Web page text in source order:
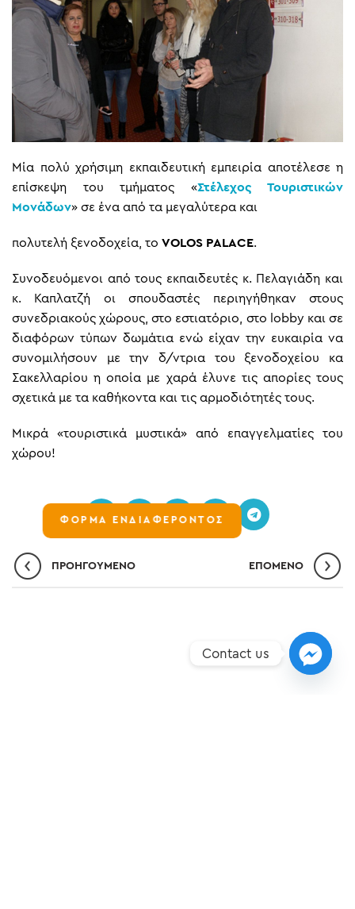
ΦΟΡΜΑ ΕΝΔΙΑΦΕΡΟΝΤΟΣ
Μία πολύ χρήσιμη εκπαιδευτική εμπειρία αποτέλεσε η
επίσκεψη του τμήματος «Στέλεχος Τουριστικών
Μονάδων» σε ένα από τα μεγαλύτερα και
πολυτελή ξενοδοχεία, το VOLOS PALACE.
Συνοδευόμενοι από τους εκπαιδευτές κ. Πελαγιάδη και
κ. Καπλατζή οι σπουδαστές περιηγήθηκαν στους
συνεδριακούς χώρους, στο εστιατόριο, στο lobby και σε
διαφόρων τύπων δωμάτια ενώ είχαν την ευκαιρία να
συνομιλήσουν με την δ/ντρια του ξενοδοχείου κα
Σακελλαρίου η οποία με χαρά έλυνε τις απορίες τους
σχετικά με τα καθήκοντα και τις αρμοδιότητές τους.
Μικρά «τουριστικά μυστικά» από επαγγελματίες του
χώρου!
ΠΡΟΗΓΟΎΜΕΝΟ ΕΠΌΜΕΝO
Contact us